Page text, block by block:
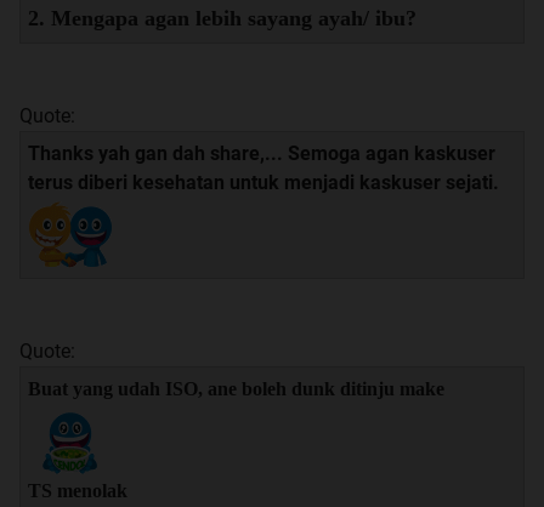
2. Mengapa agan lebih sayang ayah/ ibu?
Quote:
Thanks yah gan dah share,... Semoga agan kaskuser
terus diberi kesehatan untuk menjadi kaskuser sejati.
Quote:
Buat yang udah ISO, ane boleh dunk ditinju make
TS menolak